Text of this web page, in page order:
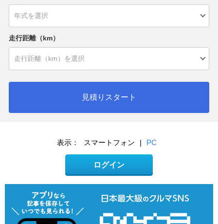
走行距離（km）
見積りスタート
表示： スマートフォン | PC
ログイン